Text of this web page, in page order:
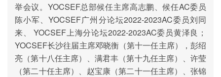
举会议。 YOCSEF总部候任主席高志鹏、候任AC委员
陈小军、YOCSEF广州分论坛2022-2023AC委员刘同
来、YOCSEF上海分论坛2022-2023AC委员黄泽良；
YOCSEF长沙往届主席邓晓衡（第十一任主席），彭绍
亮（第十八任主席）、满君丰（第十九任主席）、许莹
（第二十任主席）、赵宝康（第二十一任主席）、张锦